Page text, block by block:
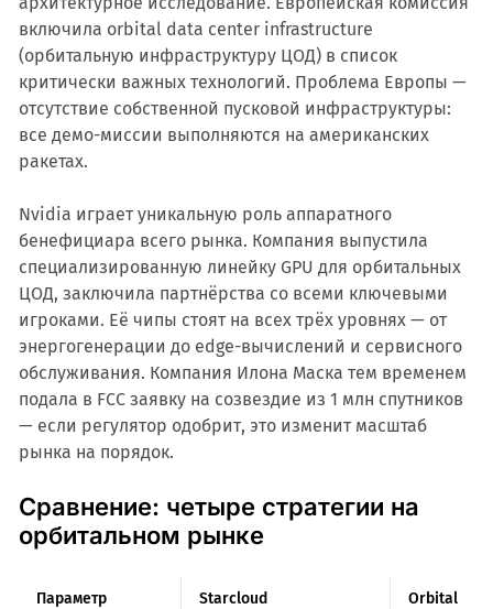
включила orbital data center infrastructure
(орбитальную инфраструктуру ЦОД) в список
критически важных технологий. Проблема Европы —
отсутствие собственной пусковой инфраструктуры:
все демо-миссии выполняются на американских
ракетах.
Nvidia играет уникальную роль аппаратного
бенефициара всего рынка. Компания выпустила
специализированную линейку GPU для орбитальных
ЦОД, заключила партнёрства со всеми ключевыми
игроками. Её чипы стоят на всех трёх уровнях — от
энергогенерации до edge-вычислений и сервисного
обслуживания. Компания Илона Маска тем временем
подала в FCC заявку на созвездие из 1 млн спутников
— если регулятор одобрит, это изменит масштаб
рынка на порядок.
Сравнение: четыре стратегии на
орбитальном рынке
Параметр Starcloud Orbital